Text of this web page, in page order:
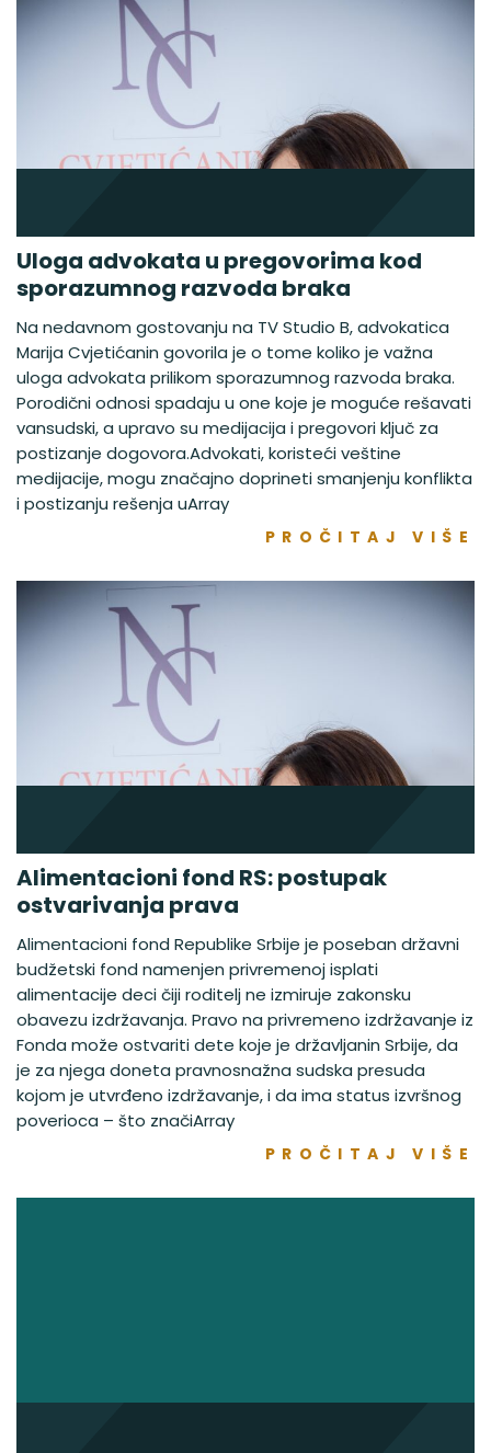
Uloga advokata u pregovorima kod
sporazumnog razvoda braka
Na nedavnom gostovanju na TV Studio B, advokatica
Marija Cvjetićanin govorila je o tome koliko je važna
uloga advokata prilikom sporazumnog razvoda braka.
Porodični odnosi spadaju u one koje je moguće rešavati
vansudski, a upravo su medijacija i pregovori ključ za
postizanje dogovora.Advokati, koristeći veštine
medijacije, mogu značajno doprineti smanjenju konflikta
i postizanju rešenja uArray
PROČITAJ VIŠE
Alimentacioni fond RS: postupak
ostvarivanja prava
Alimentacioni fond Republike Srbije je poseban državni
budžetski fond namenjen privremenoj isplati
alimentacije deci čiji roditelj ne izmiruje zakonsku
obavezu izdržavanja. Pravo na privremeno izdržavanje iz
Fonda može ostvariti dete koje je državljanin Srbije, da
je za njega doneta pravnosnažna sudska presuda
kojom je utvrđeno izdržavanje, i da ima status izvršnog
poverioca – što značiArray
PROČITAJ VIŠE